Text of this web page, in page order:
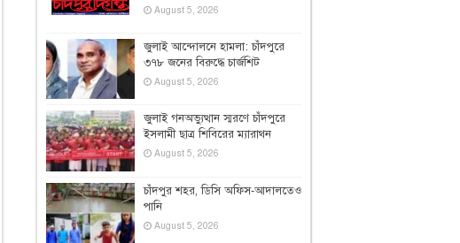
August 5, 2026
জুলাই আন্দোলনে হামলা: চাঁদপুরে
৩৭৮ জনের বিরুদ্ধে চার্জশিট
August 5, 2026
জুলাই গনঅভ্যুত্থান স্মরণে চাঁদপুরে
ইসলামী ছাত্র শিবিরের ম্যারাথন
August 5, 2026
চাঁদপুর শহর, ডিসি অফিস-আদালতেও
পানি
August 5, 2026